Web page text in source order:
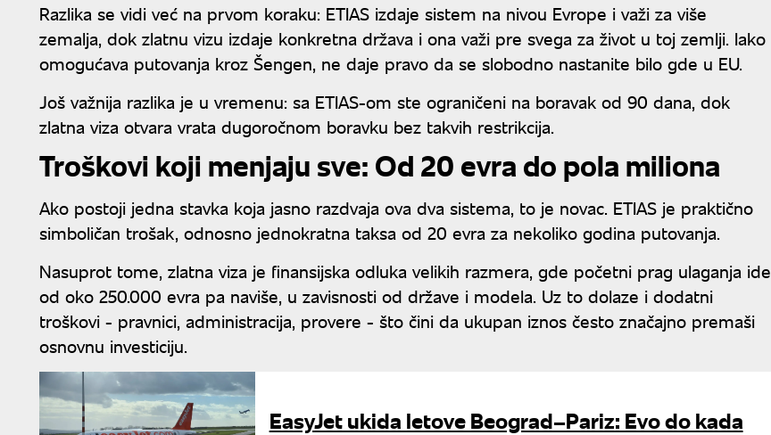
Razlika se vidi već na prvom koraku: ETIAS izdaje sistem na nivou Evrope i važi za više
zemalja, dok zlatnu vizu izdaje konkretna država i ona važi pre svega za život u toj zemlji. Iako
omogućava putovanja kroz Šengen, ne daje pravo da se slobodno nastanite bilo gde u EU.
Još važnija razlika je u vremenu: sa ETIAS-om ste ograničeni na boravak od 90 dana, dok
zlatna viza otvara vrata dugoročnom boravku bez takvih restrikcija.
Troškovi koji menjaju sve: Od 20 evra do pola miliona
Ako postoji jedna stavka koja jasno razdvaja ova dva sistema, to je novac. ETIAS je praktično
simboličan trošak, odnosno jednokratna taksa od 20 evra za nekoliko godina putovanja.
Nasuprot tome, zlatna viza je finansijska odluka velikih razmera, gde početni prag ulaganja ide
od oko 250.000 evra pa naviše, u zavisnosti od države i modela. Uz to dolaze i dodatni
troškovi - pravnici, administracija, provere - što čini da ukupan iznos često značajno premaši
osnovnu investiciju.
EasyJet ukida letove Beograd–Pariz: Evo do kada